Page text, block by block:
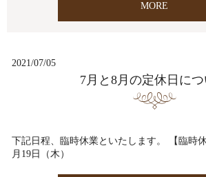
MORE
2021/07/05
7月と8月の定休日につ
下記日程、臨時休業といたします。 【臨時
月19日（木）